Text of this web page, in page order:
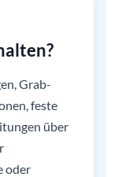
Grab-
feste
über
oder